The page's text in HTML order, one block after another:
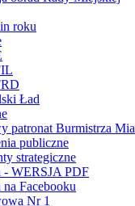
roku
Ład
patronat Burmistrza
publiczne
strategiczne
- WERSJA PDF
na Facebooku
Nr 1